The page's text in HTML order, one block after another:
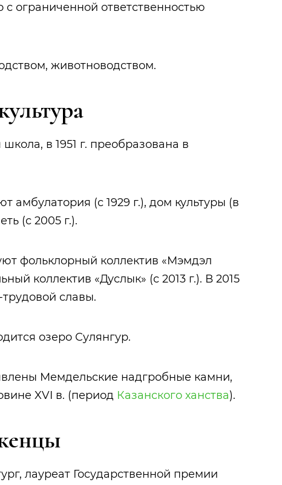
ограниченной ответственностью
животноводством.
в 1951 г. преобразована в
амбулатория (с 1929 г.), дом культуры (в
(с 2005 г.).
фольклорный коллектив «Мэмдэл
коллектив «Дуслык» (с 2013 г.). В 2015
славы.
озеро Сулянгур.
Мемдельские надгробные камни,
XVI в. (период Казанского ханства).
лауреат Государственной премии